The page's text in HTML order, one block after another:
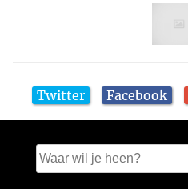
Twitter Facebook